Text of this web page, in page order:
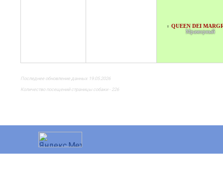
♀ QUEEN DEI
Мраморный
Последнее обновление данных 19.05.2026
Количество посещений страницы собаки - 226